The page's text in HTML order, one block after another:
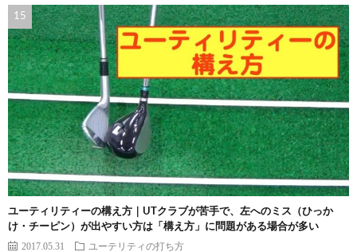
ユーティリティーの構え方｜UTクラブが苦手で、左へのミス（ひっか
け・チーピン）が出やすい方は「構え方」に問題がある場合が多い
2017.05.31 ユーテリティの打ち方